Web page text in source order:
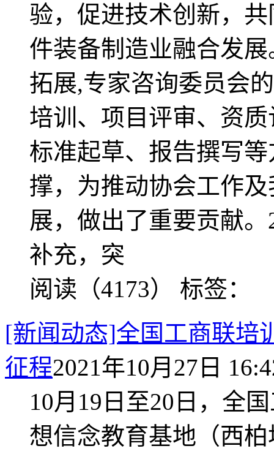
验，促进技术创新，
件装备制造业融合发
拓展,专家咨询委员会
培训、项目评审、资
标准起草、报告撰写
撑，为推动协会工作
展，做出了重要贡献
补充，突
阅读（4173） 标签：
[新闻动态]全国工商联
征程2021年10月27日
10月19日至20日，全
想信念教育基地（西